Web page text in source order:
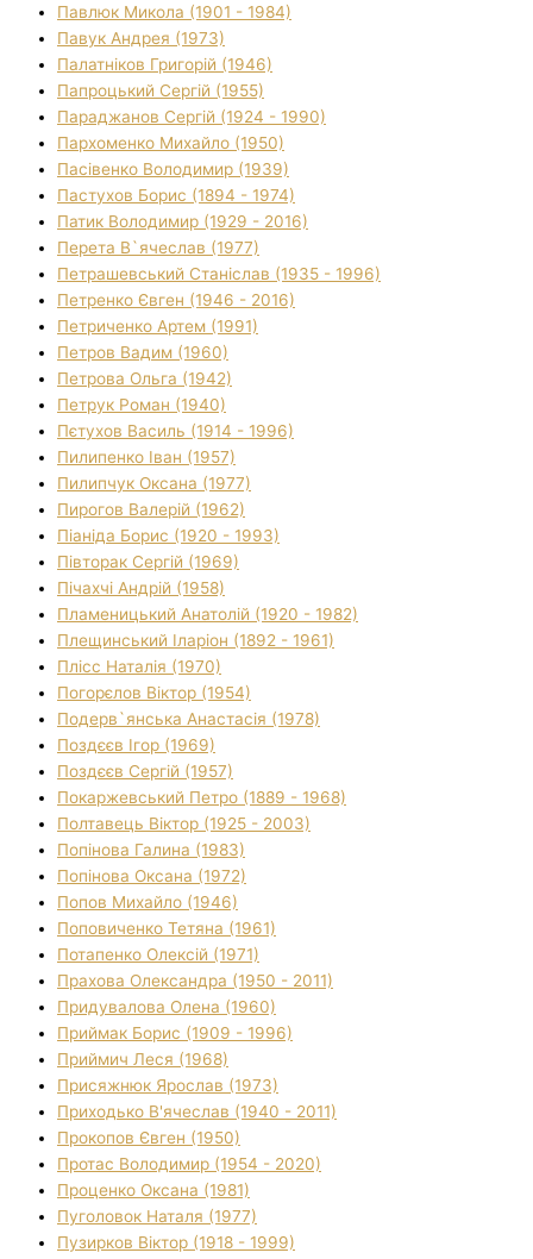
Павлюк Микола (1901 - 1984)
Павук Андрея (1973)
Палатніков Григорій (1946)
Папроцький Сергій (1955)
Параджанов Сергій (1924 - 1990)
Пархоменко Михайло (1950)
Пасівенко Володимир (1939)
Пастухов Борис (1894 - 1974)
Патик Володимир (1929 - 2016)
Перета В`ячеслав (1977)
Петрашевський Станіслав (1935 - 1996)
Петренко Євген (1946 - 2016)
Петриченко Артем (1991)
Петров Вадим (1960)
Петрова Ольга (1942)
Петрук Роман (1940)
Пєтухов Василь (1914 - 1996)
Пилипенко Іван (1957)
Пилипчук Оксана (1977)
Пирогов Валерій (1962)
Піаніда Борис (1920 - 1993)
Півторак Сергій (1969)
Пічахчі Андрій (1958)
Пламеницький Анатолій (1920 - 1982)
Плещинський Іларіон (1892 - 1961)
Плісс Наталія (1970)
Погорєлов Віктор (1954)
Подерв`янська Анастасія (1978)
Поздєєв Ігор (1969)
Поздєєв Сергій (1957)
Покаржевський Петро (1889 - 1968)
Полтавець Віктор (1925 - 2003)
Попінова Галина (1983)
Попінова Оксана (1972)
Попов Михайло (1946)
Поповиченко Тетяна (1961)
Потапенко Олексій (1971)
Прахова Олександра (1950 - 2011)
Придувалова Олена (1960)
Приймак Борис (1909 - 1996)
Приймич Леся (1968)
Присяжнюк Ярослав (1973)
Приходько В'ячеслав (1940 - 2011)
Прокопов Євген (1950)
Протас Володимир (1954 - 2020)
Проценко Оксана (1981)
Пуголовок Наталя (1977)
Пузирков Віктор (1918 - 1999)